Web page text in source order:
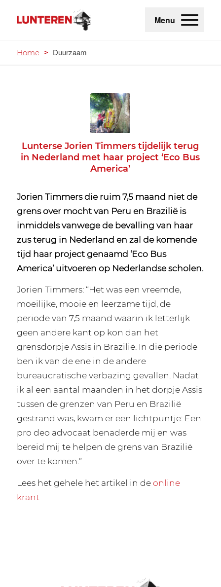
Menu
Home > Duurzaam
Lunterse Jorien Timmers tijdelijk terug
in Nederland met haar project ‘Eco Bus
America’
Jorien Timmers die ruim 7,5 maand niet de
grens over mocht van Peru en Brazilië is
inmiddels vanwege de bevalling van haar
zus terug in Nederland en zal de komende
tijd haar project genaamd ‘Eco Bus
America’ uitvoeren op Nederlandse scholen.
Jorien Timmers: “Het was een vreemde,
moeilijke, mooie en leerzame tijd, de
periode van 7,5 maand waarin ik letterlijk
geen andere kant op kon dan het
grensdorpje Assis in Brazilië. In die periode
ben ik van de ene in de andere
bureaucratische verbazing gevallen. Nadat
ik al een aantal maanden in het dorpje Assis
tussen de grenzen van Peru en Brazilië
gestrand was, kwam er een lichtpuntje: Een
pro deo advocaat benaderde mij en was
bereid mij te helpen de grens van Brazilië
over te komen.”
Lees het gehele het artikel in deonline
krant